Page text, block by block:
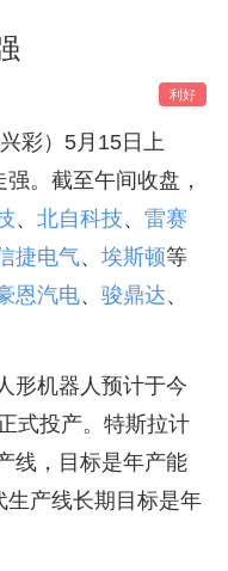
利好
彩）5月15日上
。截至午间收盘，
、 北自科技、 雷赛
捷电气、 埃斯顿等
恩汽电、 骏鼎达、
形机器人预计于今
式投产。特斯拉计
线，目标是年产能
生产线长期目标是年